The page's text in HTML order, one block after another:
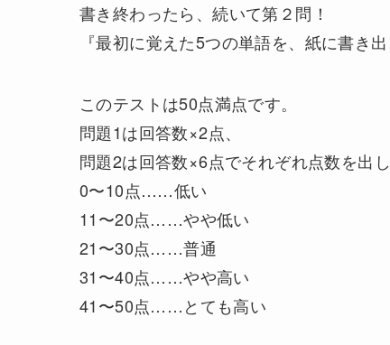
書き終わったら、続いて第２問！
『最初に覚えた5つの単語を、紙に書き
このテストは50点満点です。
問題1は回答数×2点、
問題2は回答数×6点でそれぞれ点数を出
0〜10点……低い
11〜20点……やや低い
21〜30点……普通
31〜40点……やや高い
41〜50点……とても高い